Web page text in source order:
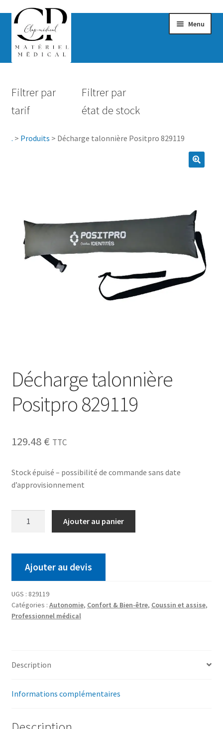
Menu
Hygiène
Sécurité
Filtrer par
tarif
Filtrer par
état de stock
. > Produits > Décharge talonnière Positpro 829119
Décharge talonnière
Positpro 829119
129.48 € TTC
Stock épuisé – possibilité de commande sans date
d’approvisionnement
Ajouter au panier
Ajouter au devis
UGS : 829119
Catégories : Autonomie, Confort & Bien-être, Coussin et assise,
Professionnel médical
Description
Informations complémentaires